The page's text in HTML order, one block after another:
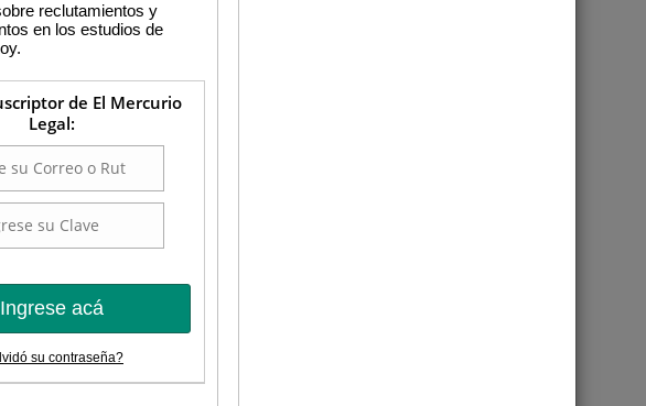
reclutamientos y
en los estudios de
de El Mercurio
Legal:
Ingrese acá
su contraseña?